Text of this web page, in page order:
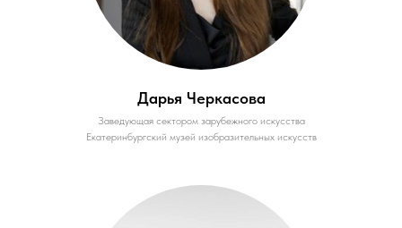
Дарья Черкасова
Заведующая сектором зарубежного искусства
Екатеринбургский музей изобразительных искусств